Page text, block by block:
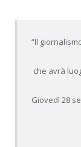
“Il
che avrà
Giovedì 28